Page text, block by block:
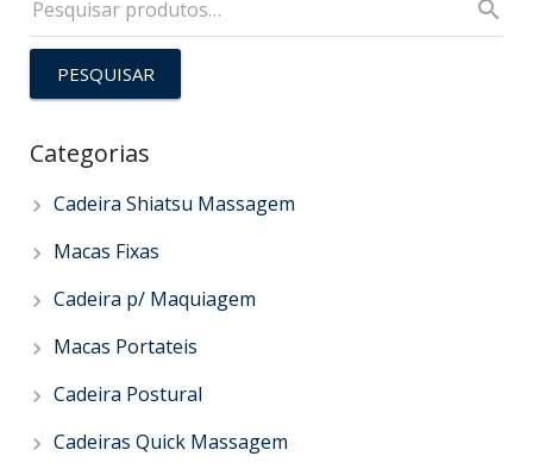
PESQUISAR
Categorias
Cadeira Shiatsu Massagem
Macas Fixas
Cadeira p/ Maquiagem
Macas Portateis
Cadeira Postural
Cadeiras Quick Massagem